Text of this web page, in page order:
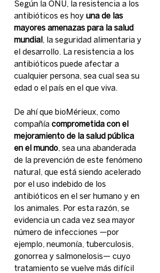
Según la ONU, la resistencia a los
antibióticos es hoy una de las
mayores amenazas para la salud
mundial , la seguridad alimentaria y
el desarrollo. La resistencia a los
antibióticos puede afectar a
cualquier persona, sea cual sea su
edad o el país en el que viva.
De ahí que bioMérieux, como
compañía comprometida con el
mejoramiento de la salud pública
en el mundo, sea una abanderada
de la prevención de este fenómeno
natural, que está siendo acelerado
por el uso indebido de los
antibióticos en el ser humano y en
los animales. Por esta razón, se
evidencia un cada vez sea mayor
número de infecciones —por
ejemplo, neumonía, tuberculosis,
gonorrea y salmonelosis— cuyo
tratamiento se vuelve más difícil